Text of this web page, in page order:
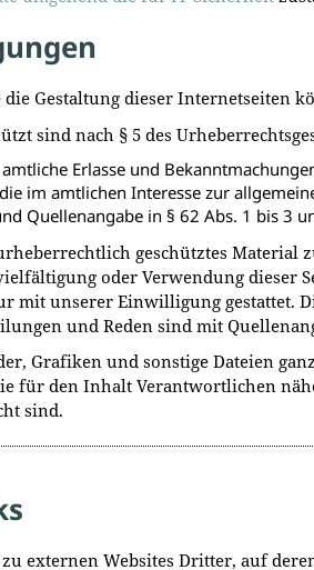
Gestaltung dieser Internetseiten
sind nach § 5 des
Erlasse und
im amtlichen Interesse zur
Quellenangabe in § 62 Abs. 1 bis 3
geschütztes Material
oder Verwendung dieser
mit unserer Einwilligung gestattet.
und Reden sind mit
Grafiken und sonstige Dateien
für den Inhalt Verantwortlichen
sind.
externen Websites Dritter, auf